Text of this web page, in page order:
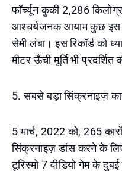
फॉर्च्यून कुकी 2,286
आश्चर्यजनक आयाम कुछ इस
सेमी लंबा। इस रिकॉर्ड को
मीटर ऊँची मूर्ति भी प्रदर्शित
5. सबसे बड़ा सिंक्रनाइज़
5 मार्च, 2022 को, 265
सिंक्रनाइज़ डांस करने के
टूरिस्मो 7 वीडियो गेम के